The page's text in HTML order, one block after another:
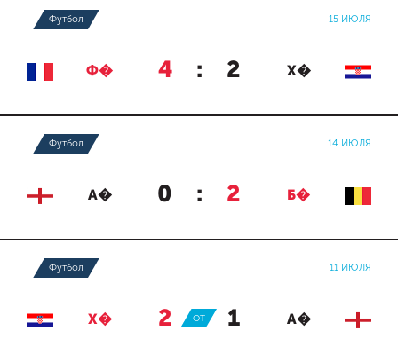
Футбол 15 ИЮЛЯ
Ф� 4 : 2 Х�
Футбол 14 ИЮЛЯ
А� 0 : 2 Б�
Футбол 11 ИЮЛЯ
Х� 2 : 1 А�
ОТ